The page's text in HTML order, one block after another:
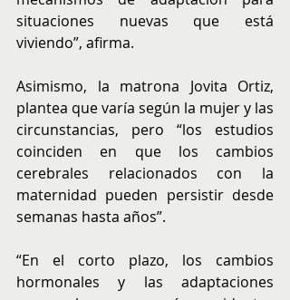
situaciones nuevas que está
viviendo”, afirma.
Asimismo, la matrona Jovita Ortiz,
plantea que varía según la mujer y las
circunstancias, pero “los estudios
coinciden en que los cambios
cerebrales relacionados con la
maternidad pueden persistir desde
semanas hasta años”.
“En el corto plazo, los cambios
hormonales y las adaptaciones